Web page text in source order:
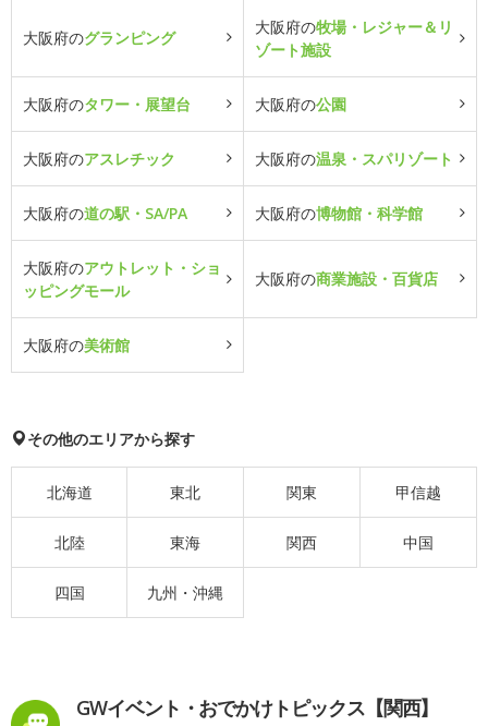
大阪府のグランピング
大阪府の牧場・レジャー＆リ
ゾート施設
大阪府のタワー・展望台 大阪府の公園
大阪府のアスレチック 大阪府の温泉・スパリゾート
大阪府の道の駅・SA/PA 大阪府の博物館・科学館
大阪府のアウトレット・ショ
ッピングモール
大阪府の商業施設・百貨店
大阪府の美術館
その他のエリアから探す
北海道 東北 関東 甲信越
北陸 東海 関西 中国
四国 九州・沖縄
GWイベント・おでかけトピックス【関西】